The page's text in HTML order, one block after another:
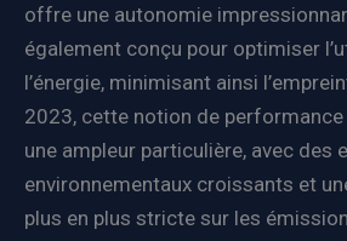
offre une autonomie
également conçu pour optimiser
l’énergie, minimisant ainsi
2023, cette notion de
une ampleur particulière, avec des
environnementaux croissants et
plus en plus stricte sur les